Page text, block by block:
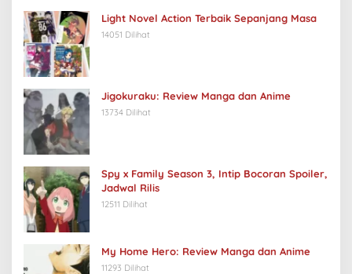
Light Novel Action Terbaik Sepanjang Masa
14051 Dilihat
Jigokuraku: Review Manga dan Anime
13734 Dilihat
Spy x Family Season 3, Intip Bocoran Spoiler,
Jadwal Rilis
12511 Dilihat
My Home Hero: Review Manga dan Anime
11293 Dilihat